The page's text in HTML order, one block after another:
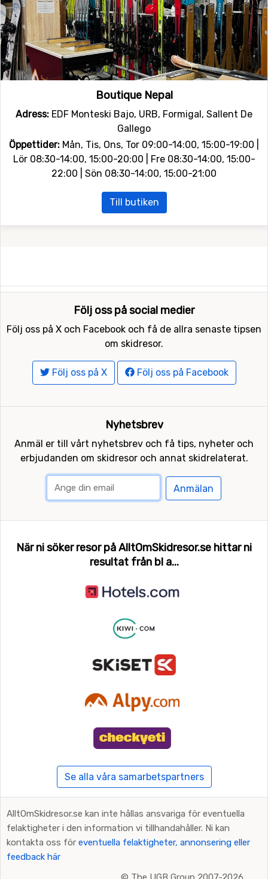
Boutique Nepal
Adress: EDF Monteski Bajo, URB, Formigal, Sallent De
Gallego
Öppettider: Mån, Tis, Ons, Tor 09:00-14:00, 15:00-19:00 |
Lör 08:30-14:00, 15:00-20:00 | Fre 08:30-14:00, 15:00-
22:00 | Sön 08:30-14:00, 15:00-21:00
Till butiken
Följ oss på social medier
Följ oss på X och Facebook och få de allra senaste tipsen
om skidresor.
Följ oss på X Följ oss på Facebook
Nyhetsbrev
Anmäl er till vårt nyhetsbrev och få tips, nyheter och
erbjudanden om skidresor och annat skidrelaterat.
Anmälan
När ni söker resor på AlltOmSkidresor.se hittar ni
resultat från bl a...
Se alla våra samarbetspartners
AlltOmSkidresor.se kan inte hållas ansvariga för eventuella
felaktigheter i den information vi tillhandahåller. Ni kan
kontakta oss för eventuella felaktigheter, annonsering eller
feedback här